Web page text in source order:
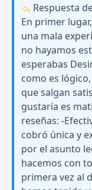
Respuesta
En primer
una mala
no hayamos
esperabas
como es
que salgan
gustaría es
reseñas: -
cobró única y
por el asunto
hacemos con
primera vez al